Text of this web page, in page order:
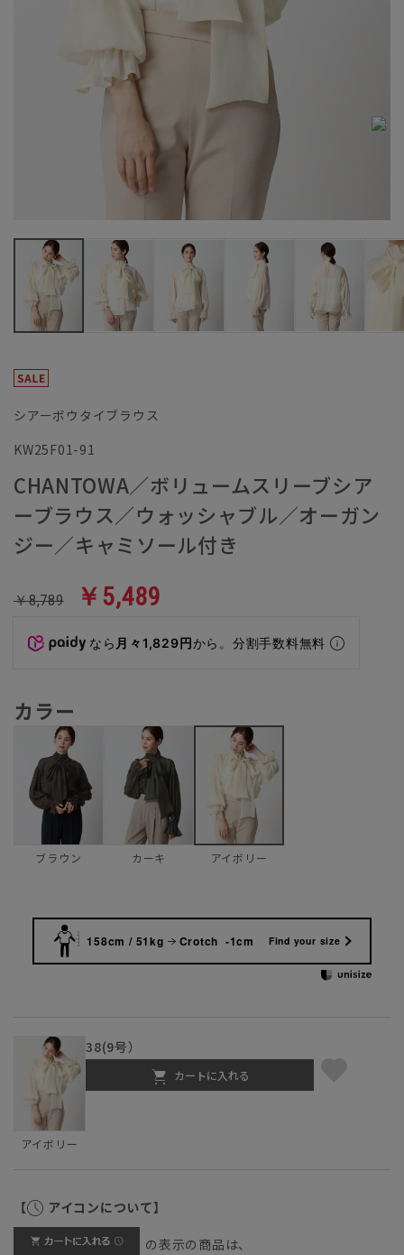
シアーボウタイブラウス
KW25F01-91
CHANTOWA／ボリュームスリーブシア
ーブラウス／ウォッシャブル／オーガン
ジー／キャミソール付き
￥8,789 ￥5,489
なら 月々1,829円から。分割手数料無料
カラー
ブラウン カーキ アイボリー
158cm / 51kg Crotch -1cm Find your size
アイボリー
38(9号）
カートに入れる
【 アイコンについて】
の表示の商品は、